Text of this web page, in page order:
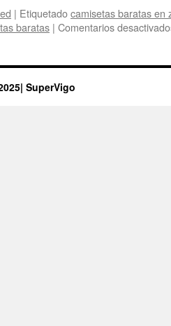
| Etiquetadocamisetas baratas en
baratas | Comentarios
SuperVigo